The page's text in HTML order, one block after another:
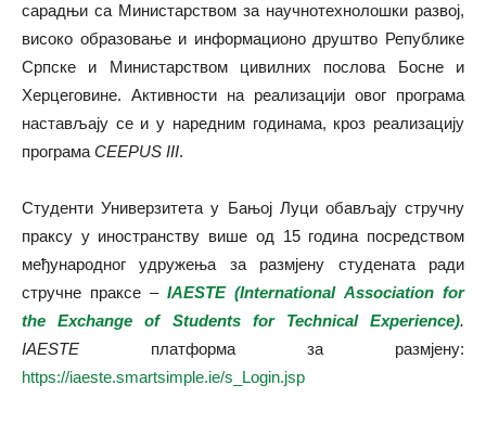
сарадњи са Министарством за научнотехнолошки развој,
високо образовање и информационо друштво Републике
Српске и Министарством цивилних послова Босне и
Херцеговине. Активности на реализацији овог програма
настављају се и у наредним годинама, кроз реализацију
програма CEEPUS III.
Студенти Универзитета у Бањој Луци обављају стручну
праксу у иностранству више од 15 година посредством
међународног удружења за размјену студената ради
стручне праксе – IAESTE(International Association for
the
Exchange of Students for Technical Experience).
IAESTE платформа за размјену:
https://iaeste.smartsimple.ie/s_Login.jsp